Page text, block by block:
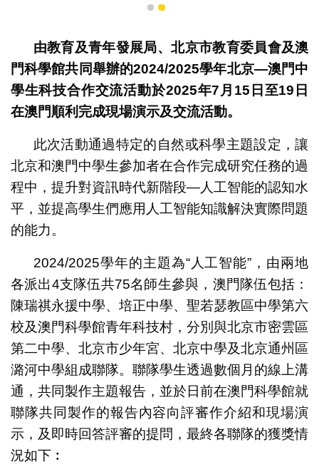
1 2
由教育及青年發展局、北京市教育委員會及澳
門科學館共同舉辦的2024/2025學年北京—澳門中
學生科技合作交流活動於2025年7 月 15 日至19 日
在澳門順利完成現場演示及交流活動。
此次活動通過特定的自然或科學主題設定，讓
北京和澳門中學生參加者在合作完成研究任務的過
程中，提升對資訊時代新階段—人工智能的認知水
平，並提高學生們應用人工智能知識解決實際問題
的能力。
2024/2025學年的主題為“人工智能”，由兩地
各派出4支隊伍共75名師生參與，澳門隊伍包括：
陳瑞祺永援中學、培正中學、聖若瑟教區中學第六
校及澳門科學館青年科技村，分別與北京市密雲區
第二中學、北京市少年宮、北京中學及北京通州區
潞河中學組成聯隊。聯隊學生透過數個月的線上溝
通，共同製作主題報告，並於日前在澳門科學館就
聯隊共同製作的報告內容向評審作介紹和現場演
示，及即時回答評審的提問，最終各聯隊的獲獎情
況如下︰